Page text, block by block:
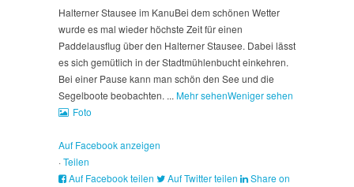
Halterner Stausee im KanuBei dem schönen Wetter
wurde es mal wieder höchste Zeit für einen
Paddelausflug über den Halterner Stausee. Dabei lässt
es sich gemütlich in der Stadtmühlenbucht einkehren.
Bei einer Pause kann man schön den See und die
Segelboote beobachten. ... Mehr sehenWeniger sehen
Foto
Auf Facebook anzeigen
·Teilen
Auf Facebook teilen
Auf Twitter teilen
Share on